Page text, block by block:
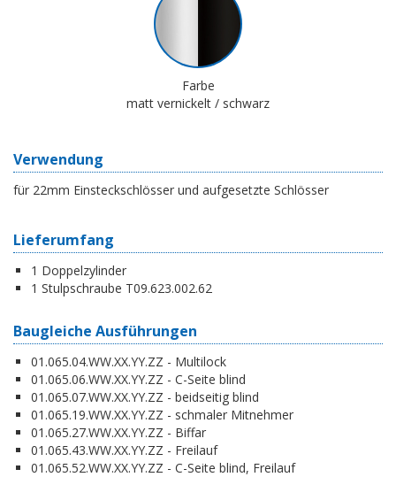
Farbe
matt vernickelt / schwarz
Verwendung
für 22mm Einsteckschlösser und aufgesetzte Schlösser
Lieferumfang
1 Doppelzylinder
1 Stulpschraube T09.623.002.62
Baugleiche Ausführungen
01.065.04.WW.XX.YY.ZZ - Multilock
01.065.06.WW.XX.YY.ZZ - C-Seite blind
01.065.07.WW.XX.YY.ZZ - beidseitig blind
01.065.19.WW.XX.YY.ZZ - schmaler Mitnehmer
01.065.27.WW.XX.YY.ZZ - Biffar
01.065.43.WW.XX.YY.ZZ - Freilauf
01.065.52.WW.XX.YY.ZZ - C-Seite blind, Freilauf